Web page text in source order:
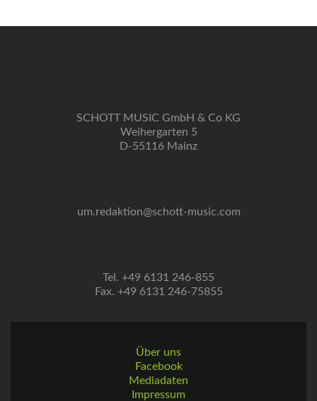
SCHOTT MUSIC GmbH & Co KG
Weihergarten 5
D-55116 Mainz
um.redaktion@schott-music.com
Tel. +49 6131 246-855
Fax. +49 6131 246-75855
Über uns
Facebook
Mediadaten
Impressum